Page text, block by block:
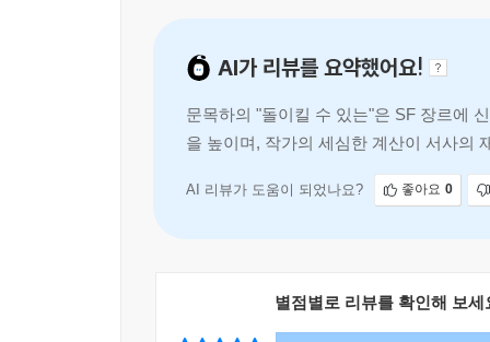
이해됩니다. 캐릭터의 변화를 통해 이야기를 풀
과제를 부드럽게 수행합니다. 소설이 소설답게
공간을 만들어낸 솜씨도 그렇고, 무리하게 작품
AI가 리뷰를 요약했어요!
문목하의 "돌이킬 수 있는"은 SF 장르에
을 높이며, 작가의 세심한 계산이 서사의
전으로 독자를 사로잡는다.
별점별로 리뷰를 확인해 보세